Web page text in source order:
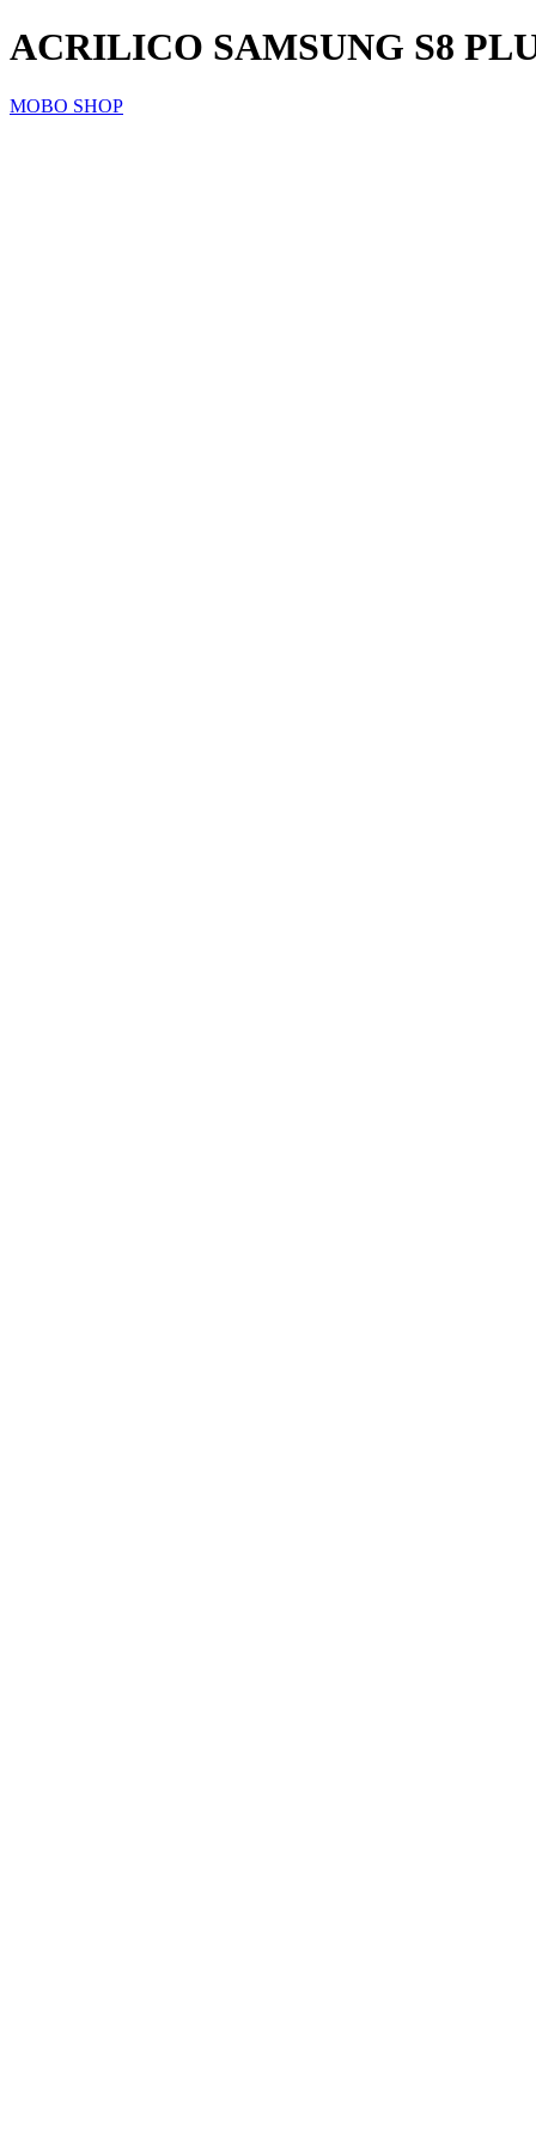
ACRILICO SAMSUNG S8
MOBO SHOP